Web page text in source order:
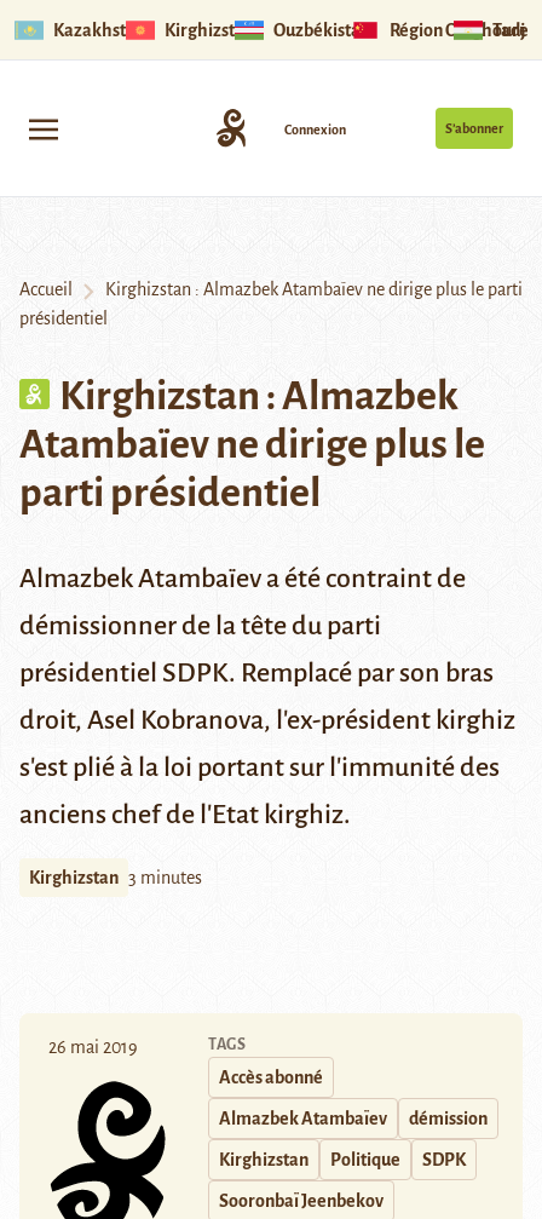
Kazakhstan Kirghizstan Ouzbékistan Région Ouïghoure
S’abonner
Connexion
Accueil
Kirghizstan : Almazbek Atambaïev ne dirige plus le parti
présidentiel
Kirghizstan : Almazbek
Atambaïev ne dirige plus le
parti présidentiel
Almazbek Atambaïev a été contraint de
démissionner de la tête du parti
présidentiel SDPK. Remplacé par son bras
droit, Asel Kobranova, l'ex-président kirghiz
s'est plié à la loi portant sur l'immunité des
anciens chef de l'Etat kirghiz.
Kirghizstan 3 minutes
26 mai 2019 TAGS
Accès abonné
Almazbek Atambaïev démission
Kirghizstan Politique SDPK
Sooronbaï Jeenbekov